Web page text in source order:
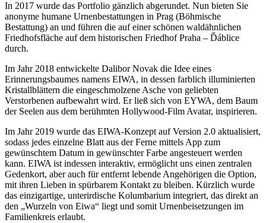
In 2017 wurde das Portfolio gänzlich abgerundet. Nun bieten Sie
anonyme humane Urnenbestattungen in Prag (Böhmische
Bestattung) an und führen die auf einer schönen waldähnlichen
Friedhofsfläche auf dem historischen Friedhof Praha – Ďáblice
durch.
Im Jahr 2018 entwickelte Dalibor Novak die Idee eines
Erinnerungsbaumes namens EIWA, in dessen farblich illuminierten
Kristallblättern die eingeschmolzene Asche von geliebten
Verstorbenen aufbewahrt wird. Er ließ sich von EYWA, dem Baum
der Seelen aus dem berühmten Hollywood-Film Avatar, inspirieren.
Im Jahr 2019 wurde das EIWA-Konzept auf Version 2.0 aktualisiert,
sodass jedes einzelne Blatt aus der Ferne mittels App zum
gewünschtem Datum in gewünschter Farbe angesteuert werden
kann. EIWA ist indessen interaktiv, ermöglicht uns einen zentralen
Gedenkort, aber auch für entfernt lebende Angehörigen die Option,
mit ihren Lieben in spürbarem Kontakt zu bleiben. Kürzlich wurde
das einzigartige, unterirdische Kolumbarium integriert, das direkt an
den „Wurzeln von Eiwa“ liegt und somit Urnenbeisetzungen im
Familienkreis erlaubt.